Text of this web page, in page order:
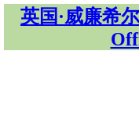
英国·威廉希